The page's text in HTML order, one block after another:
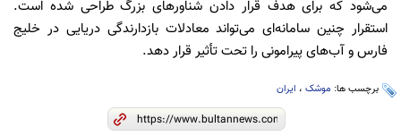
می‌شود که برای هدف قرار دادن شناورهای بزرگ طراحی شده است.
استقرار چنین سامانه‌ای می‌تواند معادلات بازدارندگی دریایی در خلیج
فارس و آب‌های پیرامونی را تحت تأثیر قرار دهد.
برچسب ها: موشک ، ایران